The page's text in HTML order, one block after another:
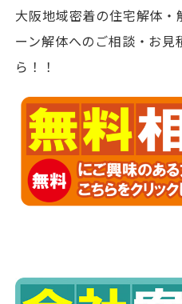
大阪地域密着の住宅解体
ーン解体へのご相談・お
ら！！